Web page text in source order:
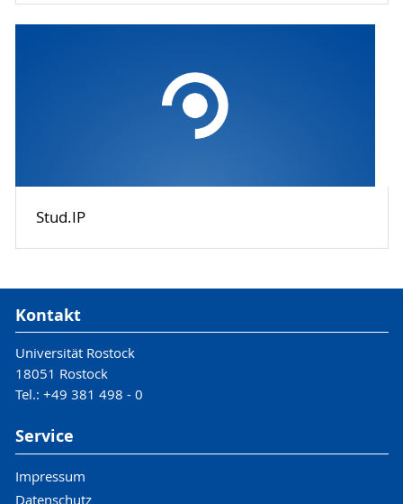
Stud.IP
Kontakt
Universität Rostock
18051 Rostock
Tel.: +49 381 498 - 0
Service
Impressum
Datenschutz